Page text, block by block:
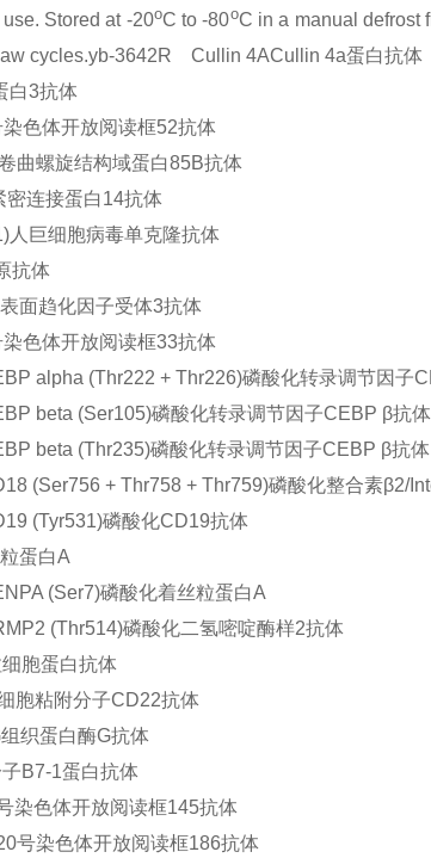
Stored at -20oC to -80oC in a manual defrost
cycles.yb-3642R Cullin 4ACullin 4a蛋白抗体
白3抗体
色体开放阅读框52抗体
螺旋结构域蛋白85B抗体
连接蛋白14抗体
巨细胞病毒单克隆抗体
抗体
面趋化因子受体3抗体
色体开放阅读框33抗体
alpha (Thr222 + Thr226)磷酸化转录调节因子
beta (Ser105)磷酸化转录调节因子CEBP β抗体
beta (Thr235)磷酸化转录调节因子CEBP β抗体
(Ser756 + Thr758 + Thr759)磷酸化整合素β2/
(Tyr531)磷酸化CD19抗体
蛋白A
(Ser7)磷酸化着丝粒蛋白A
(Thr514)磷酸化二氢嘧啶酶样2抗体
胞蛋白抗体
胞粘附分子CD22抗体
织蛋白酶G抗体
B7-1蛋白抗体
色体开放阅读框145抗体
号染色体开放阅读框186抗体